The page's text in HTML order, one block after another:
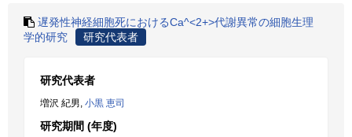
遅発性神経細胞死におけるCa^<2+>代謝異常の細胞生理
学的研究
研究代表者
研究代表者
増沢 紀男, 小黒 恵司
研究期間 (年度)